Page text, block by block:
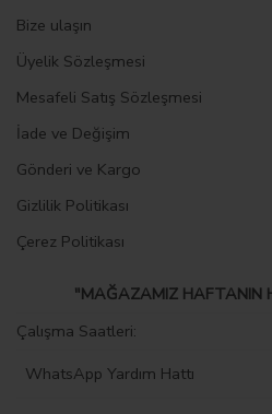
Bize ulaşın
Üyelik Sözleşmesi
Mesafeli Satış Sözleşmesi
İade ve Değişim
Gönderi ve Kargo
Gizlilik Politikası
Çerez Politikası
"MAĞAZAMIZ HAFTANIN
Çalışma Saatleri:
WhatsApp Yardım Hattı